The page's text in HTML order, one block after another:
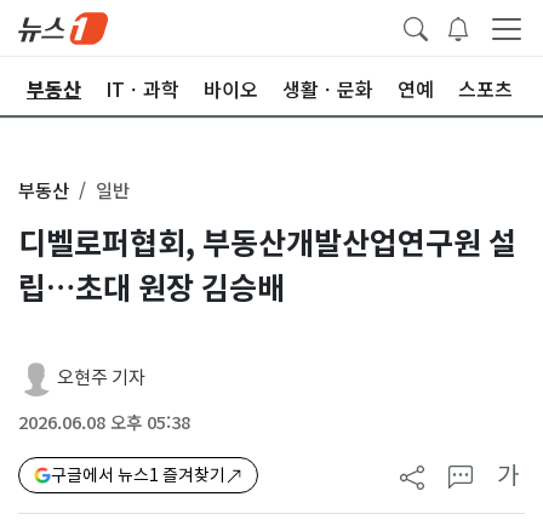
부동산 ITㆍ과학 바이오 생활ㆍ문화 연예 스포츠
부동산 일반
디벨로퍼협회, 부동산개발산업연구원 설
립…초대 원장 김승배
오현주 기자
2026.06.08 오후 05:38
구글에서 뉴스1 즐겨찾기 가